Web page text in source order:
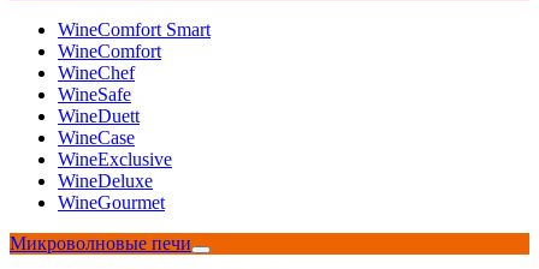
WineComfort Smart
WineComfort
WineChef
WineSafe
WineDuett
WineCase
WineExclusive
WineDeluxe
WineGourmet
Микроволновые печи